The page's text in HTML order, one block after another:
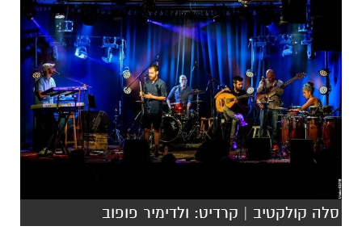
סלה קולקטיב | קרדיט: ולדימיר פופוב